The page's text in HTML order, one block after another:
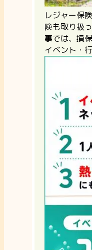
レジャー保
険も取り扱
事では、損
イベント・